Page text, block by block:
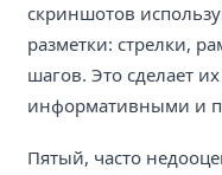
скриншотов
разметки: стрелки,
шагов. Это сделает
информативными и
Пятый, часто